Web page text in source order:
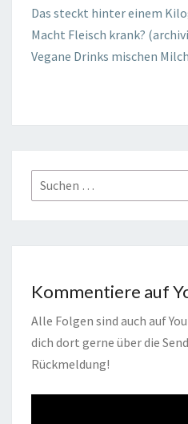
Das steckt hinter einem
Macht Fleisch krank?
Vegane Drinks mischen
Suchen
nach:
Kommentiere auf
Alle Folgen sind auch auf
dich dort gerne über die
Rückmeldung!